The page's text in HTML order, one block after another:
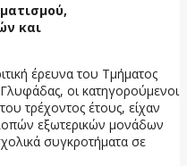
και
έρευνα του Τμήματος
οι κατηγορούμενοι
τρέχοντος έτους, είχαν
εξωτερικών μονάδων
συγκροτήματα σε